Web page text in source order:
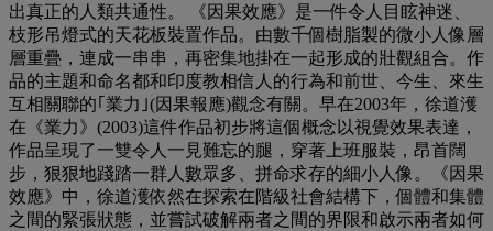
出真正的人類共通性。 《因果效應》是一件令人目眩神迷、
枝形吊燈式的天花板裝置作品。由數千個樹脂製的微小人像層
層重疊，連成一串串，再密集地掛在一起形成的壯觀組合。作
品的主題和命名都和印度教相信人的行為和前世、今生、來生
互相關聯的｢業力｣(因果報應)觀念有關。早在2003年，徐道濩
在《業力》(2003)這件作品初步將這個概念以視覺效果表達，
作品呈現了一雙令人一見難忘的腿，穿著上班服裝，昂首闊
步，狠狠地踐踏一群人數眾多、拼命求存的細小人像。《因果
效應》中，徐道濩依然在探索在階級社會結構下，個體和集體
之間的緊張狀態，並嘗試破解兩者之間的界限和啟示兩者如何